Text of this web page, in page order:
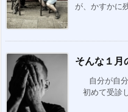
が、かすかに
そんな１月
自分が自分
初めて受診